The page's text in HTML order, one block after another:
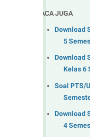
BACA JUGA
Download
5
Download
Kelas 6
Soal PTS/
Download
4